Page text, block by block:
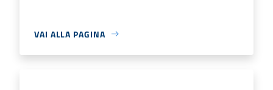
VAI ALLA PAGINA